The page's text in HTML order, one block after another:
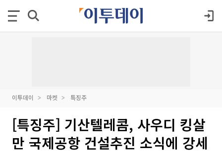
이투데이 마켓 특징주
[특징주] 기산텔레콤, 사우디 킹살
만 국제공항 건설추진 소식에 강세